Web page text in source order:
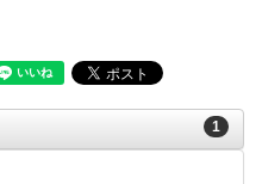
1